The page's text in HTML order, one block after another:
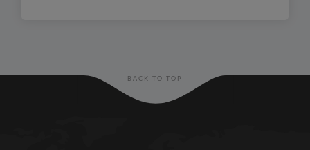
BACK TO TOP